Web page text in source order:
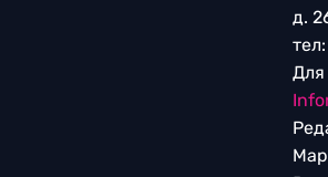
д.
тел:
Для